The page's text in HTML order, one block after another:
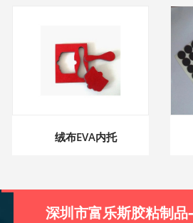
绒布EVA内托
深圳市富乐斯胶粘制